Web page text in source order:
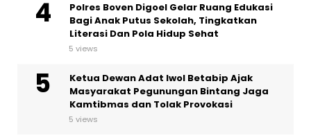
Polres Boven Digoel Gelar Ruang Edukasi
Bagi Anak Putus Sekolah, Tingkatkan
Literasi Dan Pola Hidup Sehat
5 views
Ketua Dewan Adat Iwol Betabip Ajak
Masyarakat Pegunungan Bintang Jaga
Kamtibmas dan Tolak Provokasi
5 views